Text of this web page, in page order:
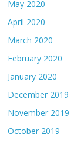
May 2020
April 2020
March 2020
February 2020
January 2020
December 2019
November 2019
October 2019